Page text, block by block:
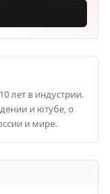
лет в индустрии.
и ютубе, о
и мире.